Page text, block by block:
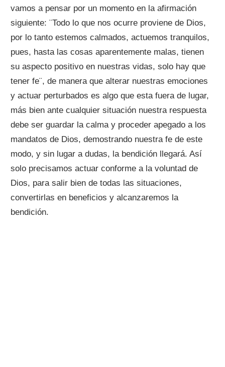
vamos a pensar por un momento en la afirmación
siguiente: ¨Todo lo que nos ocurre proviene de Dios,
por lo tanto estemos calmados, actuemos tranquilos,
pues, hasta las cosas aparentemente malas, tienen
su aspecto positivo en nuestras vidas, solo hay que
tener fe¨, de manera que alterar nuestras emociones
y actuar perturbados es algo que esta fuera de lugar,
más bien ante cualquier situación nuestra respuesta
debe ser guardar la calma y proceder apegado a los
mandatos de Dios, demostrando nuestra fe de este
modo, y sin lugar a dudas, la bendición llegará. Así
solo precisamos actuar conforme a la voluntad de
Dios, para salir bien de todas las situaciones,
convertirlas en beneficios y alcanzaremos la
bendición.